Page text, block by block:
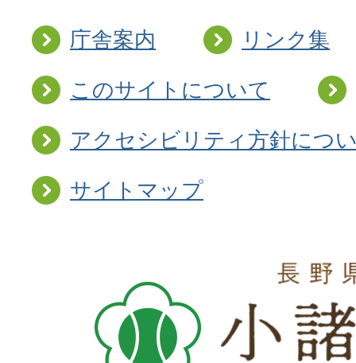
庁舎案内
リンク集
このサイトについて
アクセシビリティ方針につ
サイトマップ